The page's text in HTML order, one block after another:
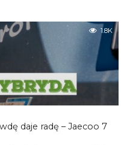
1.8K
daje radę – Jaecoo 7